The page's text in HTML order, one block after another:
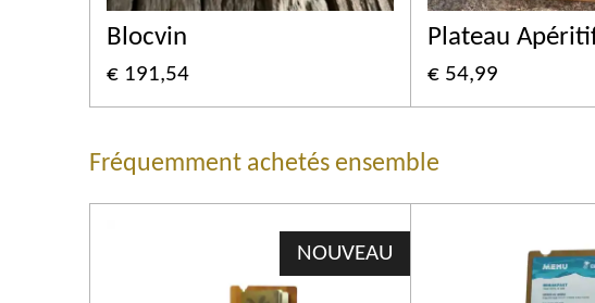
Blocvin
€ 191,54
Plateau
€ 54,99
Fréquemment achetés ensemble
NOUVEAU